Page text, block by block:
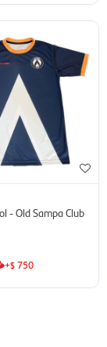
- Old Sampa Club
+$750